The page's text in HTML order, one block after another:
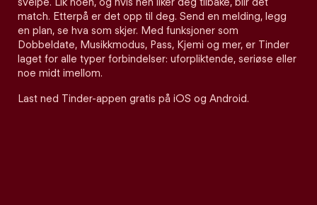
match. Etterpå er det opp til deg. Send en melding, legg
en plan, se hva som skjer. Med funksjoner som
Dobbeldate, Musikkmodus, Pass, Kjemi og mer, er Tinder
laget for alle typer forbindelser: uforpliktende, seriøse eller
noe midt imellom.
Last ned Tinder-appen gratis på iOS og Android.